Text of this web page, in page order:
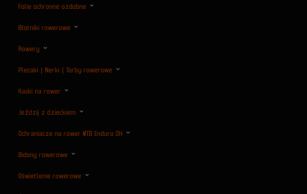
Folie ochronne ozdobne
Błotniki rowerowe
Rowery
Plecaki | Nerki | Torby rowerowe
Kaski na rower
Jeździj z dzieckiem
Ochraniacze na rower MTB Enduro DH
Bidony rowerowe
Oświetlenie rowerowe